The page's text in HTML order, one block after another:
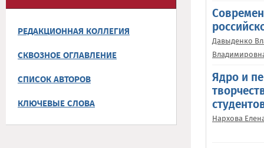
РЕДАКЦИОННАЯ КОЛЛЕГИЯ
СКВОЗНОЕ ОГЛАВЛЕНИЕ
СПИСОК АВТОРОВ
КЛЮЧЕВЫЕ СЛОВА
Давыденко
Ядро и
Нархова